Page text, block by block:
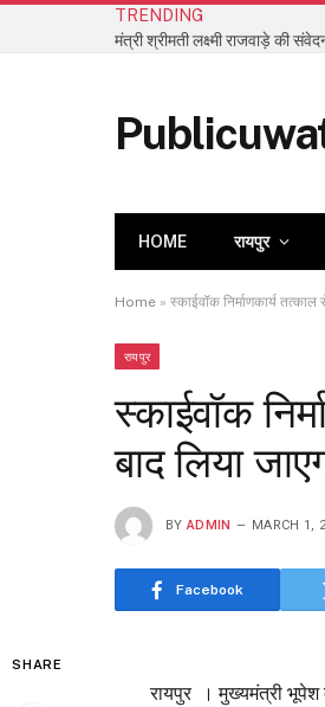
TRENDING
HOME रायपुर
Home » स्काईवॉक निर्माणकार्य
रायपुर
स्काईवॉक
बाद लिया
BY ADMIN MARCH 1,
Facebook
SHARE
रायपुर । मुख्यमंत्री भूपेश